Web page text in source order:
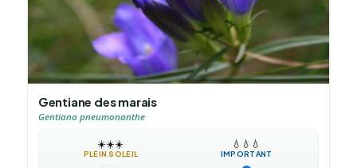
Gentiane des marais
Gentiana pneumonanthe
☀️☀️☀️
PLEIN SOLEIL
💧 💧 💧
IMPORTANT